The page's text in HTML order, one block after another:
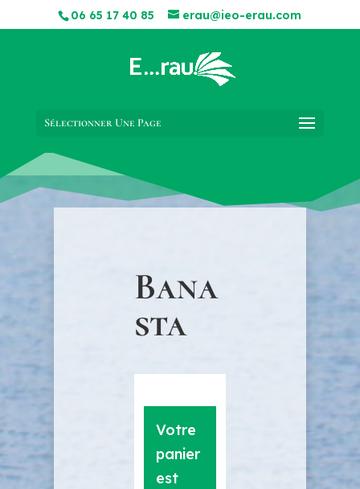
06 65 17 40 85 erau@ieo-erau.com
Sélectionner Une Page
Bana
sta
Votre
panier
est